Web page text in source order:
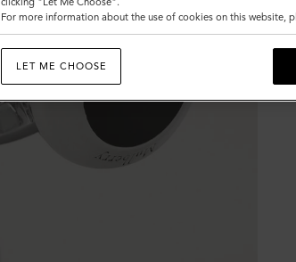
For more information about the use of cookies on this website,
LET ME CHOOSE